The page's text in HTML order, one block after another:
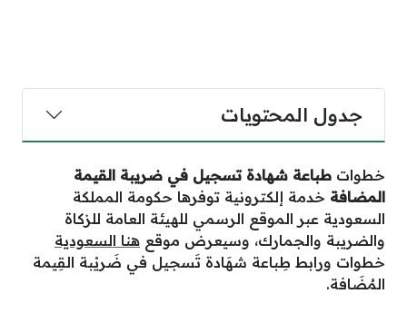
جدول المحتويات
خطوات طباعة شهادة تسجيل في ضريبة القيمة
المضافة خدمة إلكترونية توفرها حكومة المملكة
السعودية عبر الموقع الرسمي للهيئة العامة للزكاة
والضريبة والجمارك، وسيعرض موقع هنا السعودية
خطوات ورابط طِباعة شهَادة تَسجيل في ضَريْبة القِيمة
المُضَافة.